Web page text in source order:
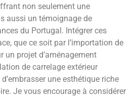
non seulement une
aussi un témoignage de
du Portugal. Intégrer ces
que ce soit par l’importation de
un projet d’aménagement
de carrelage extérieur
une esthétique riche
Je vous encourage à considérer